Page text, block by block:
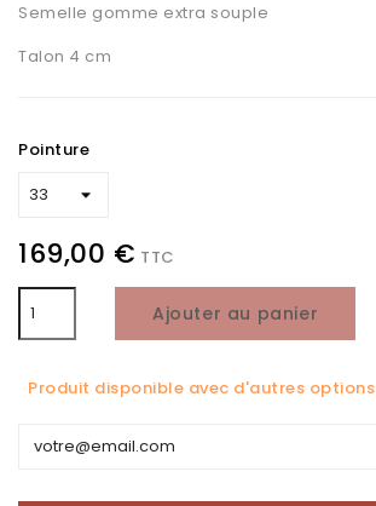
Semelle gomme extra souple
Talon 4 cm
Pointure
169,00 € TTC
Ajouter au panier
Produit disponible avec d'autres options